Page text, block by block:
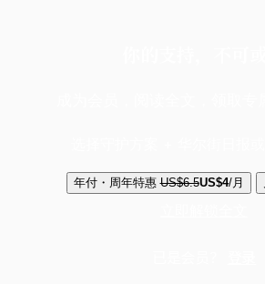
年付・周年特惠 US$6.5US$4/月